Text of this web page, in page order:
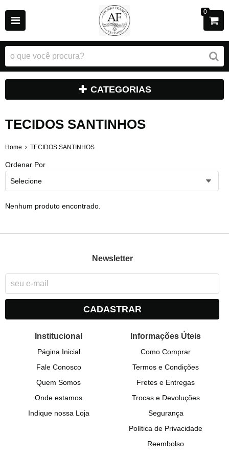
0
CATEGORIAS
TECIDOS SANTINHOS
Home TECIDOS SANTINHOS
Ordenar Por
Selecione
Nenhum produto encontrado.
Newsletter
CADASTRAR
Institucional
Página Inicial
Fale Conosco
Quem Somos
Onde estamos
Indique nossa Loja
Informações Úteis
Como Comprar
Termos e Condições
Fretes e Entregas
Trocas e Devoluções
Segurança
Política de Privacidade
Reembolso